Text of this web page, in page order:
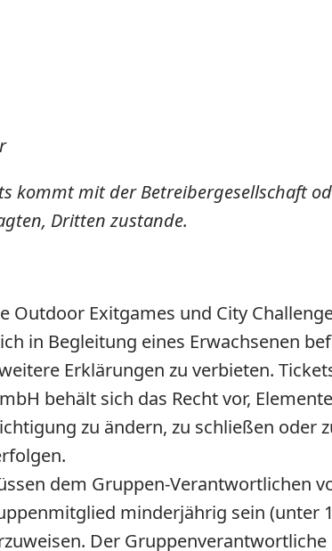
kommt mit der Betreibergesellschaft
Dritten zustande.
Outdoor Exitgames und City
in Begleitung eines Erwachsenen
Erklärungen zu verbieten.
behält sich das Recht vor,
zu ändern, zu schließen oder
dem Gruppen-Verantwortlichen
minderjährig sein (unter
Der